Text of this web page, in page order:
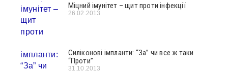
Міцний імунітет – щит проти інфекції
26.02.2013
Силіконові імпланти: “За” чи все ж таки
“Проти”
31.10.2013